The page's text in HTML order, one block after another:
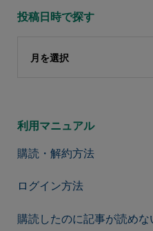
投稿日時で探す
月を選択
利用マニュアル
購読・解約方法
ログイン方法
購読したのに記事が読めな